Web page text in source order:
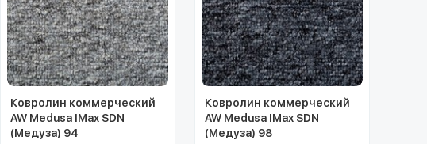
Ковролин коммерческий
AW Medusa IMax SDN
(Медуза) 94
Ковролин коммерческий
AW Medusa IMax SDN
(Медуза) 98